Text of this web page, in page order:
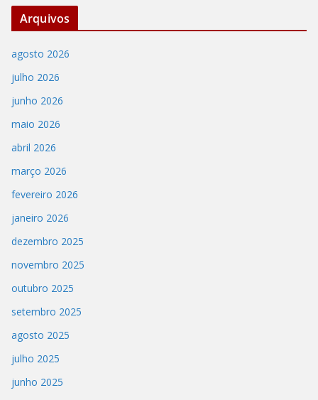
Arquivos
agosto 2026
julho 2026
junho 2026
maio 2026
abril 2026
março 2026
fevereiro 2026
janeiro 2026
dezembro 2025
novembro 2025
outubro 2025
setembro 2025
agosto 2025
julho 2025
junho 2025